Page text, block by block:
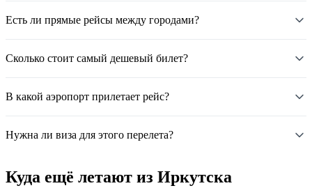
Есть ли прямые рейсы между городами?
Сколько стоит самый дешевый билет?
В какой аэропорт прилетает рейс?
Нужна ли виза для этого перелета?
Куда ещё летают из Иркутска